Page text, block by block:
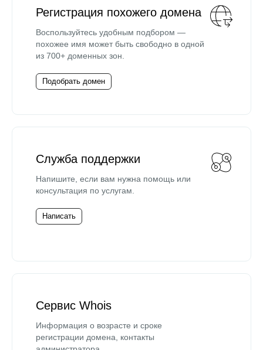
Регистрация похожего домена
Воспользуйтесь удобным подбором —
похожее имя может быть свободно в одной
из 700+ доменных зон.
Подобрать домен
Служба поддержки
Напишите, если вам нужна помощь или
консультация по услугам.
Написать
Сервис Whois
Информация о возрасте и сроке
регистрации домена, контакты